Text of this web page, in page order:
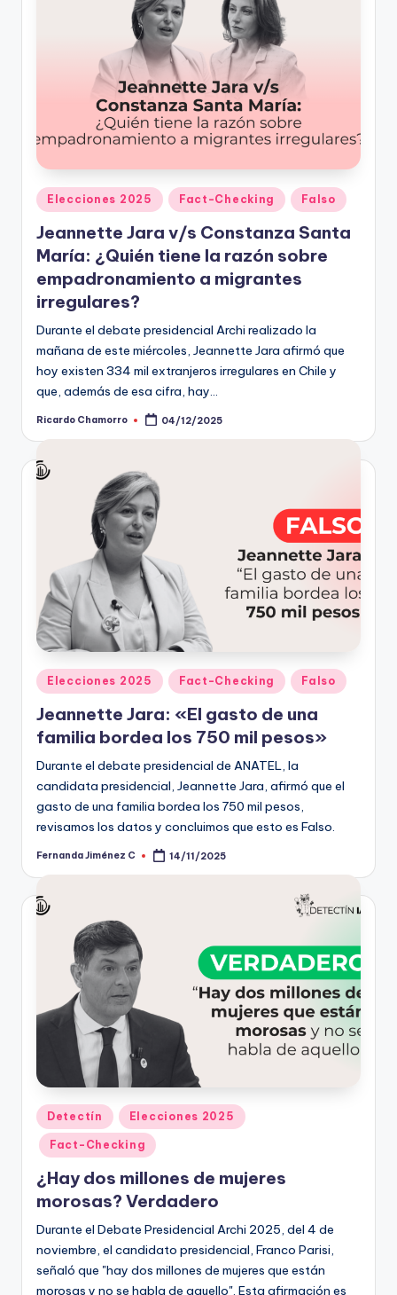
Publicado
en
Elecciones 2025 Fact-Checking Falso
Jeannette Jara v/s Constanza Santa
María: ¿Quién tiene la razón sobre
empadronamiento a migrantes
irregulares?
Durante el debate presidencial Archi realizado la
mañana de este miércoles, Jeannette Jara afirmó que
hoy existen 334 mil extranjeros irregulares en Chile y
que, además de esa cifra, hay…
Publicado
Ricardo Chamorro 04/12/2025
Publicado
en
Elecciones 2025 Fact-Checking Falso
Jeannette Jara: «El gasto de una
familia bordea los 750 mil pesos»
Durante el debate presidencial de ANATEL, la
candidata presidencial, Jeannette Jara, afirmó que el
gasto de una familia bordea los 750 mil pesos,
revisamos los datos y concluimos que esto es Falso.
Publicado
Fernanda Jiménez C 14/11/2025
Publicado
en
Detectín Elecciones 2025
Fact-Checking
¿Hay dos millones de mujeres
morosas? Verdadero
Durante el Debate Presidencial Archi 2025, del 4 de
noviembre, el candidato presidencial, Franco Parisi,
señaló que "hay dos millones de mujeres que están
morosas y no se habla de aquello". Esta afirmación es